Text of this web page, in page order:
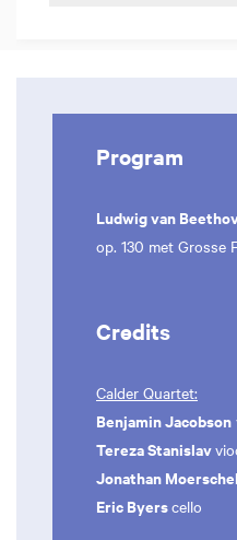
Program
Ludwig van
op. 130 met Grosse
Credits
Calder Quartet:
Benjamin Jacobson
Tereza Stanislav
Jonathan Moerschel
Eric Byerscello